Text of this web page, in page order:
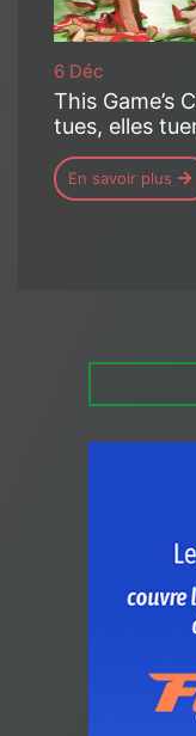
6 Déc
This Game’s
tues, elles
En savoir plus